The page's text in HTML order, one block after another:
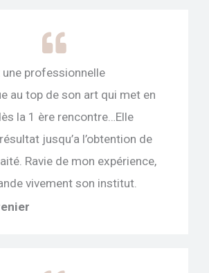
une professionnelle
au top de son art qui met en
la 1 ère rencontre…Elle
jusqu’a l’obtention de
Ravie de mon expérience,
vivement son institut.